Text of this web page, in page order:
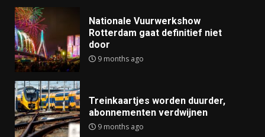
Nationale Vuurwerkshow
Rotterdam gaat definitief niet
door
9 months ago
Treinkaartjes worden duurder,
abonnementen verdwijnen
9 months ago